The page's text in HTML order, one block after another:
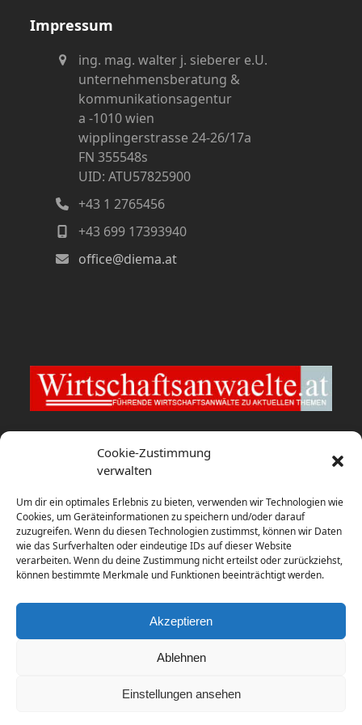
Cookie-Zustimmung
verwalten
Um dir ein optimales Erlebnis zu bieten, verwenden wir Technologien wie
Cookies, um Geräteinformationen zu speichern und/oder darauf
zuzugreifen. Wenn du diesen Technologien zustimmst, können wir Daten
wie das Surfverhalten oder eindeutige IDs auf dieser Website
verarbeiten. Wenn du deine Zustimmung nicht erteilst oder zurückziehst,
können bestimmte Merkmale und Funktionen beeinträchtigt werden.
Akzeptieren
Ablehnen
Einstellungen ansehen
Impressum
ing. mag. walter j. sieberer e.U.
unternehmensberatung &
kommunikationsagentur
a -1010 wien
wipplingerstrasse 24-26/17a
FN 355548s
UID: ATU57825900
+43 1 2765456
+43 699 17393940
office@diema.at
Wirtschaftsanwaelte.at
Konzessionierung als E-Geld-Institut
9. August 2026
Zusammenschluss: Ecker Pindeus